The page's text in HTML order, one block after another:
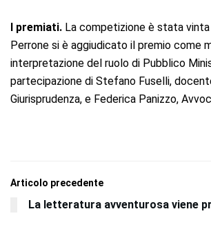
I premiati. La competizione è stata
Perrone si è aggiudicato il premio come
interpretazione del ruolo di Pubblico
partecipazione di Stefano Fuselli,
Giurisprudenza, e Federica Panizzo,
Articolo precedente
La letteratura avventurosa viene